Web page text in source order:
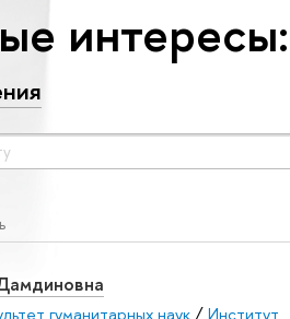
гуманитарных наук/Институт